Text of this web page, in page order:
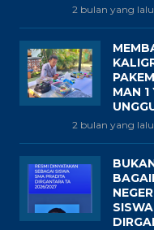
2 bulan yang lalu
MAN
2 bulan yang lalu